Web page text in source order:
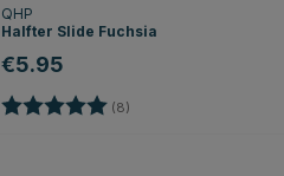
QHP
Halfter Slide Fuchsia
€5.95
Bewertung: (8)